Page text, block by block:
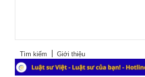
Tìm kiếm Giới thiệu